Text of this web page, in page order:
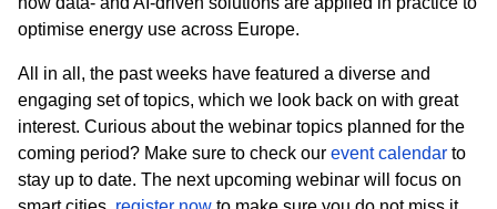
optimise energy use across Europe.
All in all, the past weeks have featured a diverse and
engaging set of topics, which we look back on with great
interest. Curious about the webinar topics planned for the
coming period? Make sure to check our event calendar to
stay up to date. The next upcoming webinar will focus on